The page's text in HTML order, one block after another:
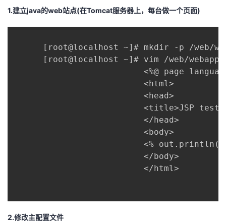
1.建立java的web站点(在Tomcat服务器上，每台做一个页面)
[root@localhost ~]# mkdir -p /web/
[root@localhost ~]# vim /web/
<%@ page
                          <html>
                          <head>
<title>JSP
                          </head>
                          <body>
<%
                          </body>
                          </html>
2.修改主配置文件